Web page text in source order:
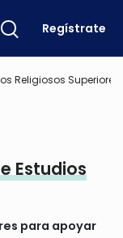
Regístrate
Religiosos Superiores
Estudios
para apoyar